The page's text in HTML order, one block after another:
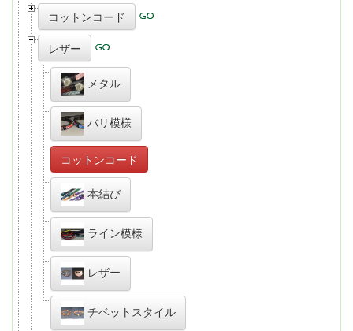
コットンコード
レザー
メタル
バリ模様
コットンコード
本結び
ライン模様
レザー
チベットスタイル